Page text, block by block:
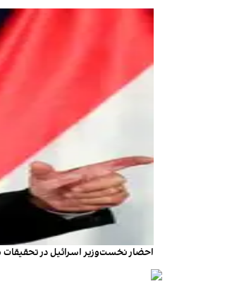
احضار نخست‌وزیر اسرائیل در تحقیقات